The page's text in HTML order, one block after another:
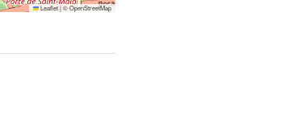
Leaflet|©OpenStreetMap